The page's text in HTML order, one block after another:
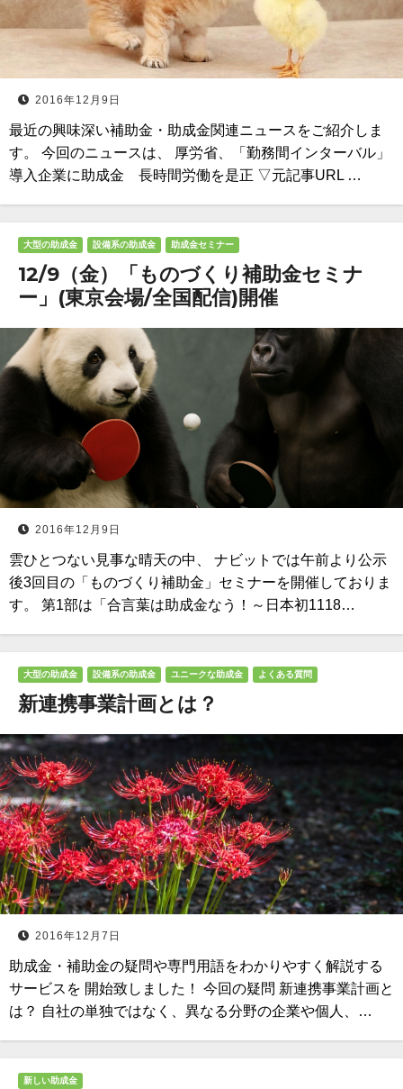
2016年12月9日
最近の興味深い補助金・助成金関連ニュースをご紹介しま
す。 今回のニュースは、 厚労省、「勤務間インターバル」
導入企業に助成金 長時間労働を是正 ▽元記事URL …
大型の助成金 設備系の助成金 助成金セミナー
12/9（金）「ものづくり補助金セミナ
ー」(東京会場/全国配信)開催
2016年12月9日
雲ひとつない見事な晴天の中、 ナビットでは午前より公示
後3回目の「ものづくり補助金」セミナーを開催しておりま
す。 第1部は「合言葉は助成金なう！～日本初1118…
大型の助成金 設備系の助成金 ユニークな助成金 よくある質問
新連携事業計画とは？
2016年12月7日
助成金・補助金の疑問や専門用語をわかりやすく解説する
サービスを 開始致しました！ 今回の疑問 新連携事業計画と
は？ 自社の単独ではなく、異なる分野の企業や個人、…
新しい助成金